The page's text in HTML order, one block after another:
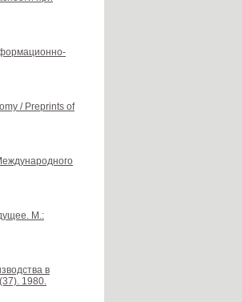
/ Preprints of
М.:
в
1980.